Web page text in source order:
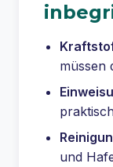
müssen
und